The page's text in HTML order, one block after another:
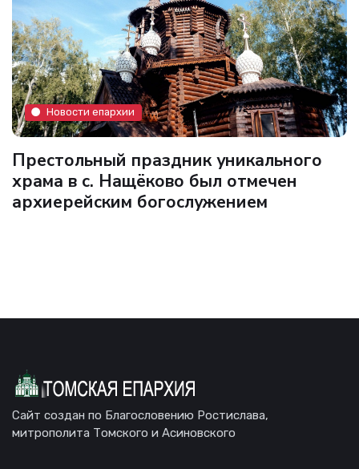
Новости епархии
Престольный праздник уникального
храма в с. Нащёково был отмечен
архиерейским богослужением
Сайт создан по Благословению Ростислава,
митрополита Томского и Асиновского